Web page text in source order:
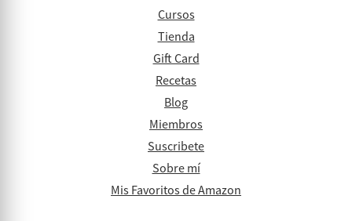
Cursos
Tienda
Gift Card
Recetas
Blog
Miembros
Suscribete
Sobre mí
Mis Favoritos de Amazon